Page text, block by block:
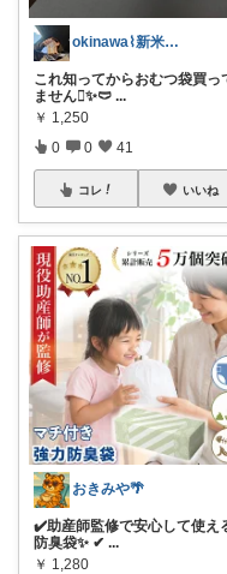
okinawa⌇新米ズボラママ 🦈
これ知ってからおむつ袋買っ
ません🫪✨️🩲 ...
￥ 1,250
0 0 41
コレ いいね
おきみや🌴
✔️助産師監修で安心して使え
防臭袋✨ ✔ ...
￥ 1,280